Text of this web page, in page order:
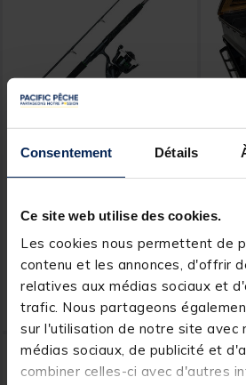
Consentement Détails
Ce site web utilise des cookies.
Les cookies nous permettent de
contenu et les annonces, d'offrir
relatives aux médias sociaux et
trafic. Nous partageons
sur l'utilisation de notre site avec
médias sociaux, de publicité et
combiner celles-ci avec d'autres
MADCAT
Ensemble Silure Canne
1.70m, 100-250g +
5000
Price reduced from
159,00 €to
127,20 € Ajouter au
Expédition sous 24 h
Boite
89,
-29% NOUVEAU -50%